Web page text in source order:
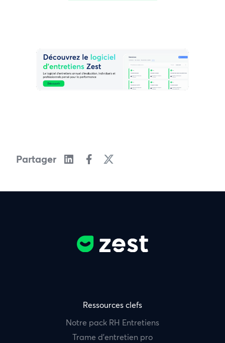
Partager
Ressources clefs
Notre pack RH Entretiens
Trame d’entretien pro